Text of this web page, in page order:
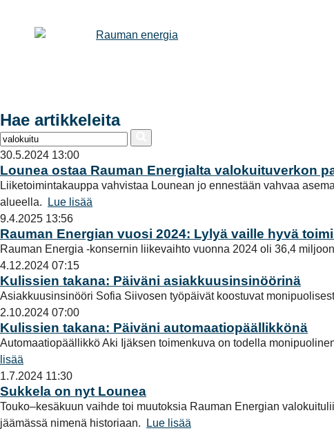
Hae artikkeleita
30.5.2024 13:00
Lounea ostaa Rauman Energialta valokuituverkon
Liiketoimintakauppa vahvistaa Lounean jo ennestään vahvaa
alueella.
Lue lisää
9.4.2025 13:56
Rauman Energian vuosi 2024: Lylyä vaille hyvä
Rauman Energia -konsernin liikevaihto vuonna 2024 oli 36,4
4.12.2024 07:15
Kulissien takana: Päiväni asiakkuusinsinöörinä
Asiakkuusinsinööri Sofia Siivosen työpäivät koostuvat
2.10.2024 07:00
Kulissien takana: Päiväni automaatiopäällikkönä
Automaatiopäällikkö Aki Ijäksen toimenkuva on todella
lisää
1.7.2024 11:30
Sukkela on nyt Lounea
Touko–kesäkuun vaihde toi muutoksia Rauman Energian
jäämässä nimenä historiaan.
Lue lisää